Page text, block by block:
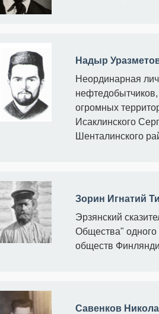
Надыр
Неординарная
нефтедобытчиков,
огромных
Исаклинского
Шенталинского
Зорин Игнатий
Эрзянский
Общества"
обществ
Савенков